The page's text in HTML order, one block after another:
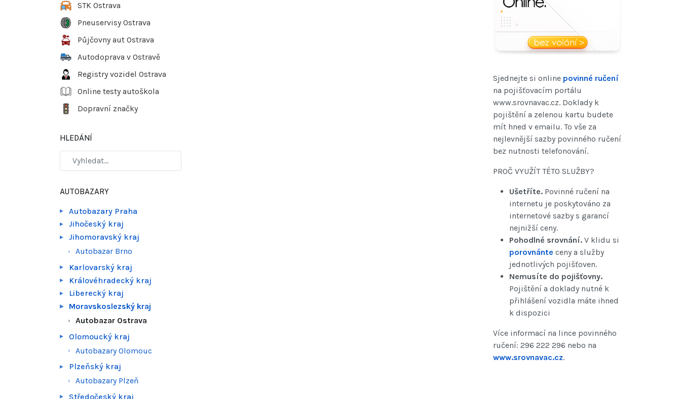
STK Ostrava
Pneuservisy Ostrava
Půjčovny aut Ostrava
Autodoprava v Ostravě
Registry vozidel Ostrava
Online testy autoškola
Dopravní značky
HLEDÁNÍ
AUTOBAZARY
Autobazary Praha
Jihočeský kraj
Jihomoravský kraj
Autobazar Brno
Karlovarský kraj
Královéhradecký kraj
Liberecký kraj
Moravskoslezský kraj
Autobazar Ostrava
Olomoucký kraj
Autobazary Olomouc
Plzeňský kraj
Autobazary Plzeň
Středočeský kraj
Sjednejte si online povinné ručení
na pojišťovacím portálu
www.srovnavac.cz. Doklady k
pojištění a zelenou kartu budete
mít hned v emailu. To vše za
nejlevnější sazby povinného ručení
bez nutnosti telefonování.
PROČ VYUŽÍT TÉTO SLUŽBY?
Ušetříte. Povinné ručení na
internetu je poskytováno za
internetové sazby s garancí
nejnižší ceny.
Pohodlné srovnání. V klidu si
porovnánte ceny a služby
jednotlivých pojišťoven.
Nemusíte do pojišťovny.
Pojištění a doklady nutné k
přihlášení vozidla máte ihned
k dispozici
Více informací na lince povinného
ručení: 296 222 296 nebo na
www.srovnavac.cz.